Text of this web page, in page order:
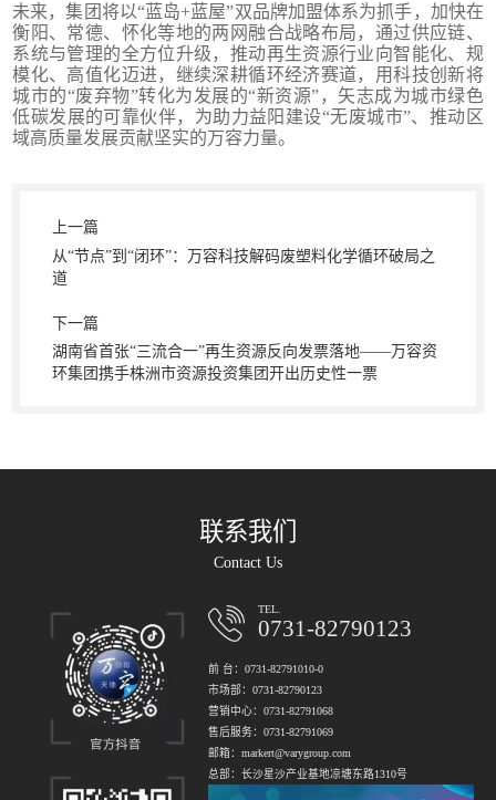
未来，集团将以“蓝岛+蓝屋”双品牌加盟体系为抓手，加快在
衡阳、常德、怀化等地的两网融合战略布局，通过供应链、
系统与管理的全方位升级，推动再生资源行业向智能化、规
模化、高值化迈进，继续深耕循环经济赛道，用科技创新将
城市的“废弃物”转化为发展的“新资源”，矢志成为城市绿色
低碳发展的可靠伙伴，为助力益阳建设“无废城市”、推动区
域高质量发展贡献坚实的万容力量。
上一篇
从“节点”到“闭环”：万容科技解码废塑料化学循环破局之
道
下一篇
湖南省首张“三流合一”再生资源反向发票落地——万容资
环集团携手株洲市资源投资集团开出历史性一票
联系我们
Contact Us
TEL.
0731-82790123
前 台：0731-82791010-0
市场部：0731-82790123
营销中心：0731-82791068
售后服务：0731-82791069
邮箱：markert@varygroup.com
总部：长沙星沙产业基地凉塘东路1310号